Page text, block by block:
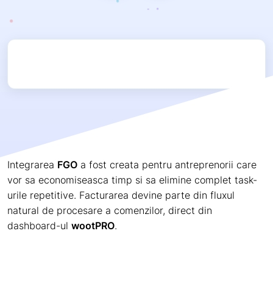
Integrarea FGO a fost creata pentru antreprenorii care
vor sa economiseasca timp si sa elimine complet task-
urile repetitive. Facturarea devine parte din fluxul
natural de procesare a comenzilor, direct din
dashboard-ul wootPRO.